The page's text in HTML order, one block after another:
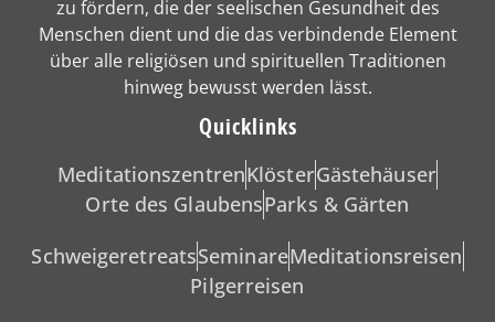
zu fördern, die der seelischen Gesundheit des
Menschen dient und die das verbindende Element
über alle religiösen und spirituellen Traditionen
hinweg bewusst werden lässt.
Quicklinks
MeditationszentrenKlösterGästehäuser
Orte des GlaubensParks & Gärten
SchweigeretreatsSeminareMeditationsreisen
Pilgerreisen